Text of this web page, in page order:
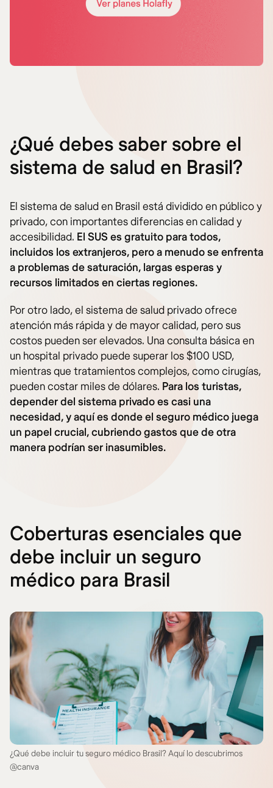
¿Qué debes saber sobre el
sistema de salud en Brasil?
El sistema de salud en Brasil está dividido en público y
privado, con importantes diferencias en calidad y
accesibilidad. El SUS es gratuito para todos,
incluidos los extranjeros, pero a menudo se enfrenta
a problemas de saturación, largas esperas y
recursos limitados en ciertas regiones.
Por otro lado, el sistema de salud privado ofrece
atención más rápida y de mayor calidad, pero sus
costos pueden ser elevados. Una consulta básica en
un hospital privado puede superar los $100 USD,
mientras que tratamientos complejos, como cirugías,
pueden costar miles de dólares. Para los turistas,
depender del sistema privado es casi una
necesidad, y aquí es donde el seguro médico juega
un papel crucial, cubriendo gastos que de otra
manera podrían ser inasumibles.
Coberturas esenciales que
debe incluir un seguro
médico para Brasil
¿Qué debe incluir tu seguro médico Brasil? Aquí lo descubrimos
@canva